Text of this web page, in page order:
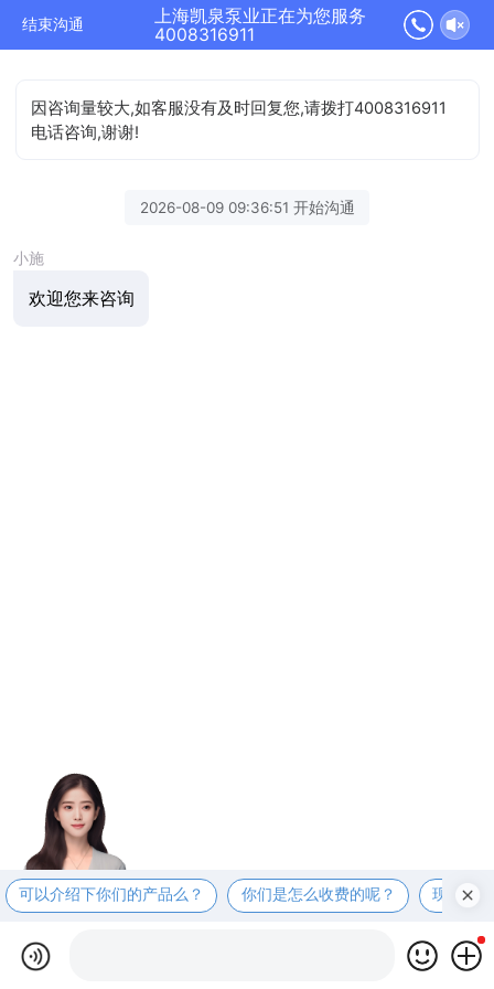
结束沟通
上海凯泉泵业正在为您服务
4008316911
因咨询量较大,如客服没有及时回复您,请拨打4008316911
电话咨询,谢谢!
2026-08-09 09:36:51 开始沟通
小施
欢迎您来咨询
可以介绍下你们的产品么？ 你们是怎么收费的呢？ 现在有